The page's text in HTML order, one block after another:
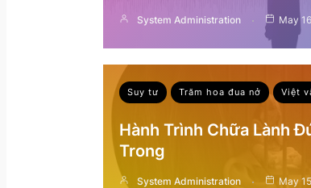
System Administration May
Suy tư Trăm hoa đua nở Việt
Hành Trình Chữa Lành
Trong
System Administration May